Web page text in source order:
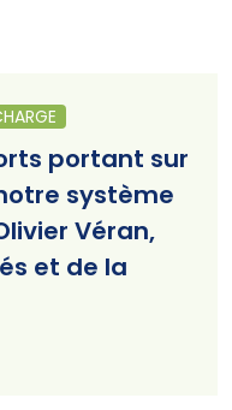
portant sur
système
Véran,
et de la